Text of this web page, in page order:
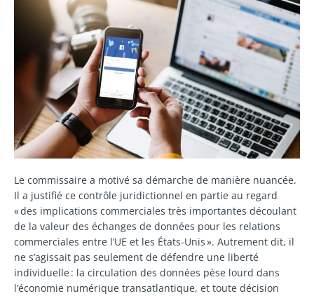
Le commissaire a motivé sa démarche de manière nuancée.
Il a justifié ce contrôle juridictionnel en partie au regard
« des implications commerciales très importantes découlant
de la valeur des échanges de données pour les relations
commerciales entre l’UE et les États-Unis ». Autrement dit, il
ne s’agissait pas seulement de défendre une liberté
individuelle : la circulation des données pèse lourd dans
l’économie numérique transatlantique, et toute décision